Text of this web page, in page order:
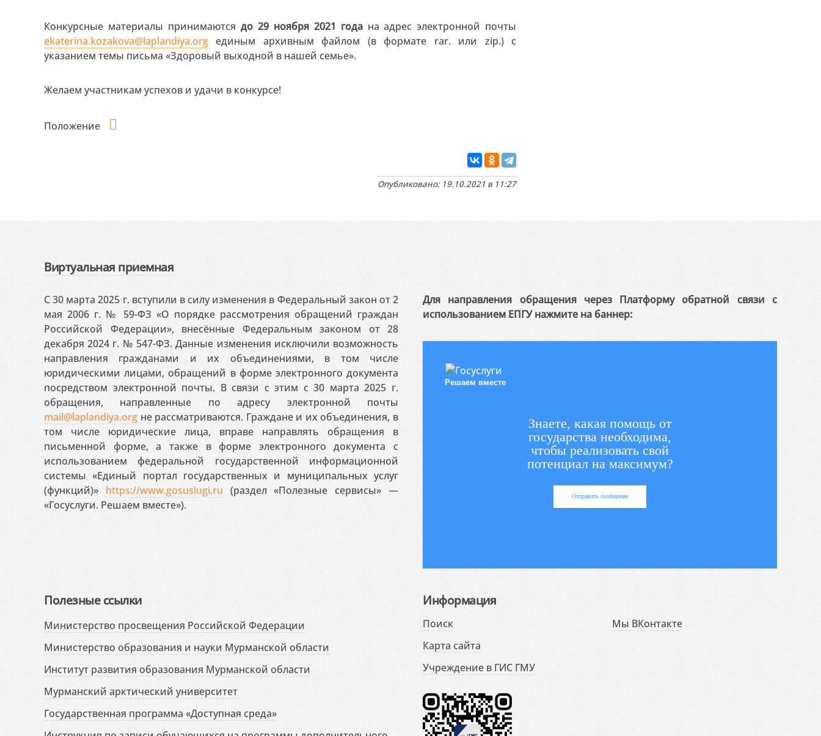
Конкурсные материалы принимаются до 29 ноября 2021 годана адрес электронной почты
ekaterina.kozakova@laplandiya.org единым архивным файлом (в формате rar. или zip.) с
указанием темы письма «Здоровый выходной в нашей семье».
Желаем участникам успехов и удачи в конкурсе!
Положение
Опубликовано: 19.10.2021 в 11:27
Виртуальная приемная
С 30 марта 2025 г. вступили в силу изменения в Федеральный закон от 2
мая 2006 г. № 59-ФЗ «О порядке рассмотрения обращений граждан
Российской Федерации», внесённые Федеральным законом от 28
декабря 2024 г. № 547-ФЗ. Данные изменения исключили возможность
направления гражданами и их объединениями, в том числе
юридическими лицами, обращений в форме электронного документа
посредством электронной почты. В связи с этим с 30 марта 2025 г.
обращения, направленные по адресу электронной почты
mail@laplandiya.org не рассматриваются. Граждане и их объединения, в
том числе юридические лица, вправе направлять обращения в
письменной форме, а также в форме электронного документа с
использованием федеральной государственной информационной
системы «Единый портал государственных и муниципальных услуг
(функций)» https://www.gosuslugi.ru (раздел «Полезные сервисы» —
«Госуслуги. Решаем вместе»).
Для направления обращения через Платформу обратной связи с
использованием ЕПГУ нажмите на баннер:
Решаем вместе
Знаете, какая помощь от
государства необходима,
чтобы реализовать свой
потенциал на максимум?
Отправить сообщение
Полезные ссылки
Министерство просвещения Российской Федерации
Министерство образования и науки Мурманской области
Институт развития образования Мурманской области
Мурманский арктический университет
Государственная программа «Доступная среда»
Информация
Поиск
Карта сайта
Учреждение в ГИС ГМУ
Мы ВКонтакте